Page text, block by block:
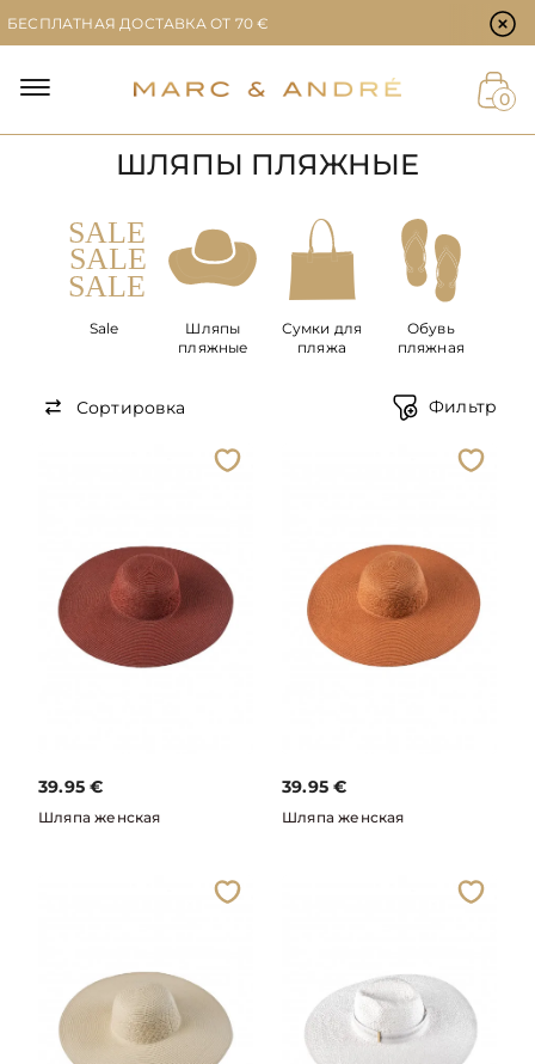
0
ДОСТАВКА ОТ 70 €
ШЛЯПЫ ПЛЯЖНЫЕ
Sale
Шляпы
пляжные
Сумки для
пляжа
Обувь
пляжная
Сортировка Фильтр
39.95 €
Шляпа женская
39.95 €
Шляпа женская